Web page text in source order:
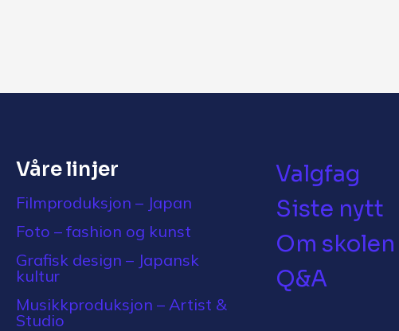
Våre linjer
Filmproduksjon – Japan
Foto – fashion og kunst
Grafisk design – Japansk
kultur
Musikkproduksjon – Artist &
Studio
Valgfag
Siste nytt
Om skolen
Q&A